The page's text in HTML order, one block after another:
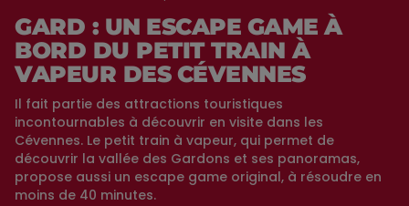
GARD : UN ESCAPE GAME À
BORD DU PETIT TRAIN À
VAPEUR DES CÉVENNES
Il fait partie des attractions touristiques
incontournables à découvrir en visite dans les
Cévennes. Le petit train à vapeur, qui permet de
découvrir la vallée des Gardons et ses panoramas,
propose aussi un escape game original, à résoudre en
moins de 40 minutes.